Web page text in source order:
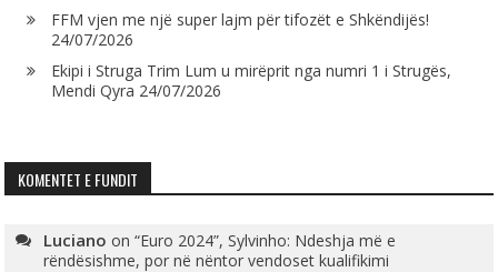
FFM vjen me një super lajm për tifozët e Shkëndijës!
24/07/2026
Ekipi i Struga Trim Lum u mirëprit nga numri 1 i Strugës,
Mendi Qyra 24/07/2026
KOMENTET E FUNDIT
Luciano on“Euro 2024”, Sylvinho: Ndeshja më e
rëndësishme, por në nëntor vendoset kualifikimi